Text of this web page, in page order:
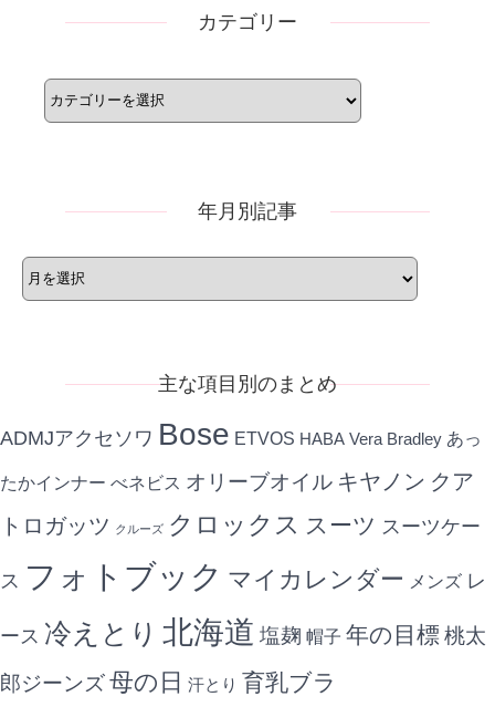
カテゴリー
年月別記事
主な項目別のまとめ
ADMJアクセソワ Bose ETVOS HABA Vera Bradley あっ
たかインナー べネビス オリーブオイル キヤノン クア
トロガッツ クルーズ クロックス スーツ スーツケー
ス フォトブック マイカレンダー メンズ レ
ース 冷えとり 北海道 塩麹 帽子 年の目標 桃太
郎ジーンズ母の日 汗とり 育乳ブラ